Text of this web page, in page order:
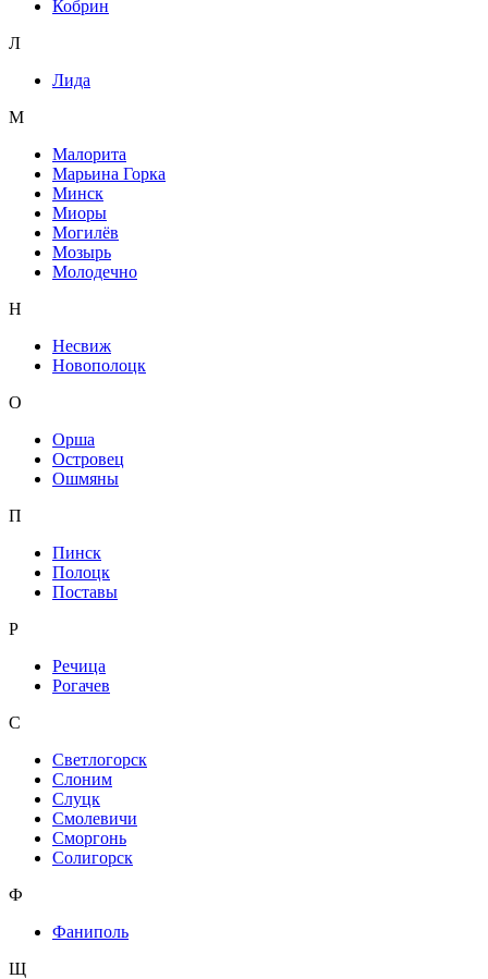
Кобрин
Л
Лида
М
Малорита
Марьина Горка
Минск
Миоры
Могилёв
Мозырь
Молодечно
Н
Несвиж
Новополоцк
О
Орша
Островец
Ошмяны
П
Пинск
Полоцк
Поставы
Р
Речица
Рогачев
С
Светлогорск
Слоним
Слуцк
Смолевичи
Сморгонь
Солигорск
Ф
Фаниполь
Щ